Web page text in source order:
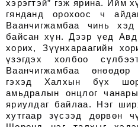
хэрэгтэй” гэж ярина. Ийм
гянданд орохоос ч
Ваанчигжамбаа чинь
байсан хүн. Дээр үед
хорих, Зүүнхараагийн
үзэгдэх холбоо
Ваанчигжамбаа
гэхэд Халхын бүх
амьдралын онцлог
яриулдаг байлаа. Нэг
хутгаар зүсээд дөрвөн